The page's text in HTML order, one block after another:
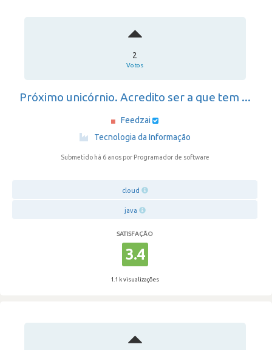
2
Votos
Próximo unicórnio. Acredito ser a que tem ...
Feedzai
Tecnologia da Informação
Submetido há 6 anos por Programador de software
cloud
java
SATISFAÇÃO
3.4
1.1 k visualizações